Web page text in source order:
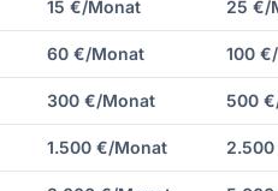
15 €/Monat 25 €/
60 €/Monat 100
300 €/Monat 500
1.500 €/Monat